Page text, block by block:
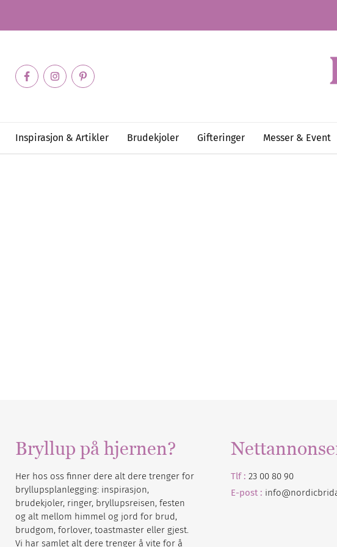
Inspirasjon & Artikler Brudekjoler Gifteringer Messer & Event
Bryllup på hjernen?
Her hos oss finner dere alt dere trenger for
bryllupsplanlegging: inspirasjon,
brudekjoler, ringer, bryllupsreisen, festen
og alt mellom himmel og jord for brud,
brudgom, forlover, toastmaster eller gjest.
Vi har samlet alt dere trenger å vite for å
Tlf : 23 00 80 90
E-post :